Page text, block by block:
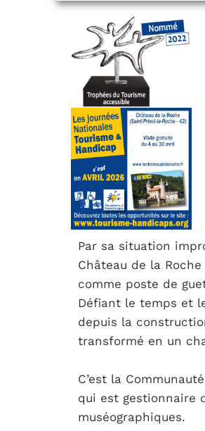
Par sa situation
Château de la
comme poste de
Défiant le temps et
depuis la
transformé en un
C’est la
qui est gestionnaire
muséographiques.